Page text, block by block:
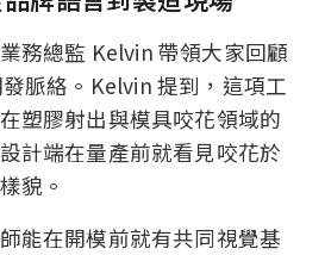
務總監 Kelvin 帶領大家回顧
發脈絡。Kelvin 提到，這項工
塑膠射出與模具咬花領域的
計端在量產前就看見咬花於
貌。
能在開模前就有共同視覺基